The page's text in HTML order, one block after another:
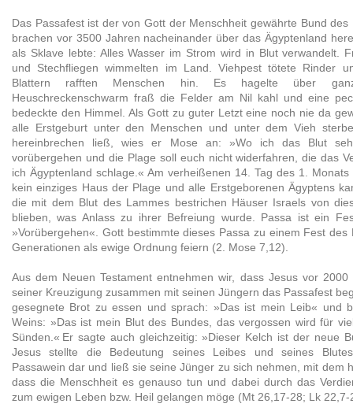
Das Passafest ist der von Gott der Menschheit gewährte Bund des
brachen vor 3500 Jahren nacheinander über das Ägyptenland
als Sklave lebte: Alles Wasser im Strom wird in Blut verwandelt.
und Stechfliegen wimmelten im Land. Viehpest tötete Rinder
Blattern rafften Menschen hin. Es hagelte über
Heuschreckenschwarm fraß die Felder am Nil kahl und eine
bedeckte den Himmel. Als Gott zu guter Letzt eine noch nie da
alle Erstgeburt unter den Menschen und unter dem Vieh
hereinbrechen ließ, wies er Mose an: »Wo ich das Blut
vorübergehen und die Plage soll euch nicht widerfahren, die das
ich Ägyptenland schlage.« Am verheißenen 14. Tag des 1.
kein einziges Haus der Plage und alle Erstgeborenen Ägyptens
die mit dem Blut des Lammes bestrichen Häuser Israels von
blieben, was Anlass zu ihrer Befreiung wurde. Passa ist ein
»Vorübergehen«. Gott bestimmte dieses Passa zu einem Fest
Generationen als ewige Ordnung feiern (2. Mose 7,12).
Aus dem Neuen Testament entnehmen wir, dass Jesus vor 2000
seiner Kreuzigung zusammen mit seinen Jüngern das Passafest
gesegnete Brot zu essen und sprach: »Das ist mein Leib« und
Weins: »Das ist mein Blut des Bundes, das vergossen wird für
Sünden.« Er sagte auch gleichzeitig: »Dieser Kelch ist der neue
Jesus stellte die Bedeutung seines Leibes und seines
Passawein dar und ließ sie seine Jünger zu sich nehmen, mit dem
dass die Menschheit es genauso tun und dabei durch das
zum ewigen Leben bzw. Heil gelangen möge (Mt 26,17-28; Lk